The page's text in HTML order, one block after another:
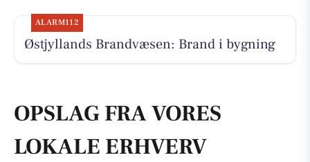
ALARM112
Østjyllands Brandvæsen: Brand i bygning
OPSLAG FRA VORES
LOKALE ERHVERV